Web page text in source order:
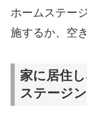
ホームステー
施するか、空
家に居住
ステージ